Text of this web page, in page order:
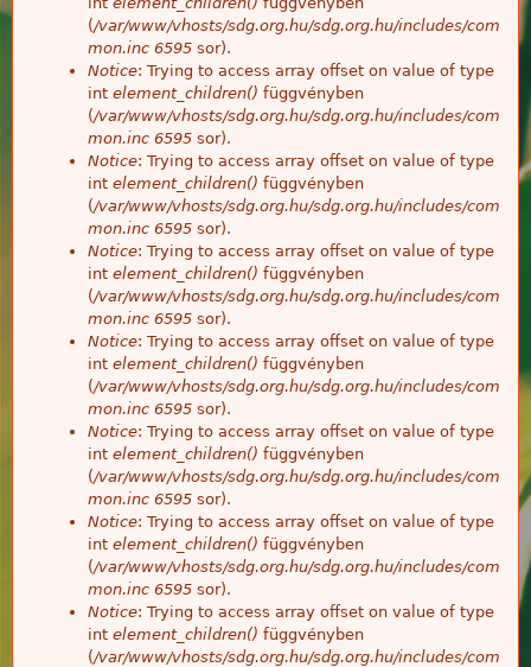
(/var/www/vhosts/sdg.org.hu/sdg.org.hu/includes/com
mon.inc 6595 sor).
Notice: Trying to access array offset on value of type
int element_children() függvényben
(/var/www/vhosts/sdg.org.hu/sdg.org.hu/includes/com
mon.inc 6595 sor).
Notice: Trying to access array offset on value of type
int element_children() függvényben
(/var/www/vhosts/sdg.org.hu/sdg.org.hu/includes/com
mon.inc 6595 sor).
Notice: Trying to access array offset on value of type
int element_children() függvényben
(/var/www/vhosts/sdg.org.hu/sdg.org.hu/includes/com
mon.inc 6595 sor).
Notice: Trying to access array offset on value of type
int element_children() függvényben
(/var/www/vhosts/sdg.org.hu/sdg.org.hu/includes/com
mon.inc 6595 sor).
Notice: Trying to access array offset on value of type
int element_children() függvényben
(/var/www/vhosts/sdg.org.hu/sdg.org.hu/includes/com
mon.inc 6595 sor).
Notice: Trying to access array offset on value of type
int element_children() függvényben
(/var/www/vhosts/sdg.org.hu/sdg.org.hu/includes/com
mon.inc 6595 sor).
Notice: Trying to access array offset on value of type
int element_children() függvényben
(/var/www/vhosts/sdg.org.hu/sdg.org.hu/includes/com